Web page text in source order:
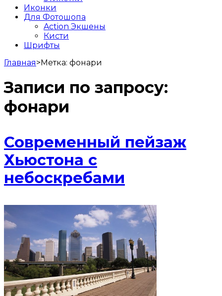
Иконки
Для Фотошопа
Action Экшены
Кисти
Шрифты
Главная>Метка: фонари
Записи по запросу:
фонари
Современный пейзаж
Хьюстона с
небоскребами